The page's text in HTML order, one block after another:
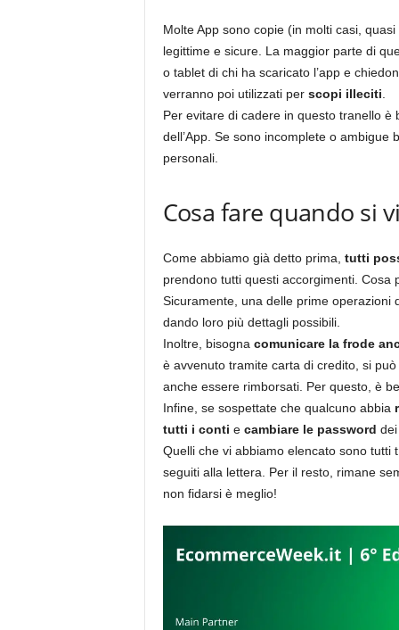
Molte App sono copie (in molti casi,
legittime e sicure. La maggior parte di
o tablet di chi ha scaricato l’app e
verranno poi utilizzati per scopi illeciti
Per evitare di cadere in questo tranello è
dell’App. Se sono incomplete o
personali.
Cosa fare quando si
Come abbiamo già detto prima, tutti
prendono tutti questi accorgimenti. Cosa
Sicuramente, una delle prime operazioni
dando loro più dettagli possibili.
Inoltre, bisogna comunicare la frode
è avvenuto tramite carta di credito, si
anche essere rimborsati. Per questo, è
Infine, se sospettate che qualcuno abbia
tutti i conti e cambiare le password
Quelli che vi abbiamo elencato sono tutti
seguiti alla lettera. Per il resto, rimane
non fidarsi è meglio!